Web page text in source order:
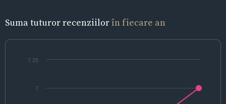
Suma tuturor recenziilorîn fiecare an
7
7.25